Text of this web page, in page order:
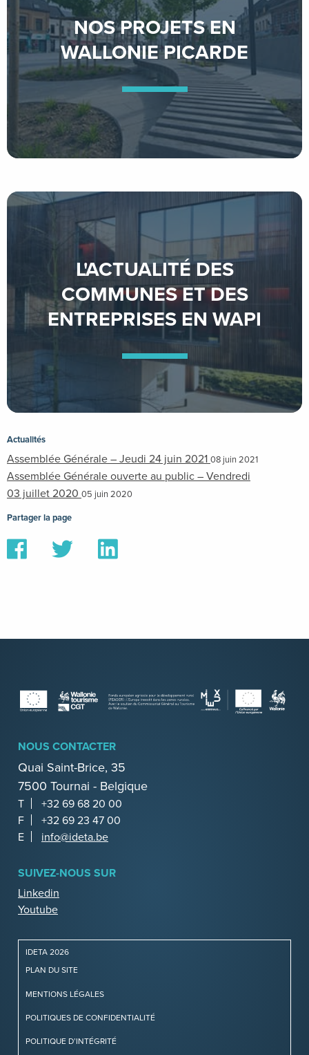
NOS PROJETS EN
WALLONIE PICARDE
L'ACTUALITÉ DES
COMMUNES ET DES
ENTREPRISES EN WAPI
Actualités
Assemblée Générale – Jeudi 24 juin 2021 08 juin 2021
Assemblée Générale ouverte au public – Vendredi
03 juillet 2020 05 juin 2020
Partager la page
Partager
sur
sur
Partager
sur
NOUS CONTACTER
Quai Saint-Brice, 35
7500 Tournai - Belgique
T
+32 69 68 20 00
F
+32 69 23 47 00
E
info@ideta.be
SUIVEZ-NOUS SUR
Linkedin
Youtube
IDETA 2026
PLAN DU SITE
MENTIONS LÉGALES
POLITIQUES DE CONFIDENTIALITÉ
POLITIQUE D’INTÉGRITÉ